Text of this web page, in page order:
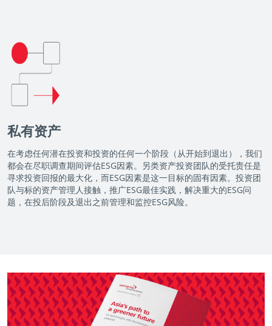
私有资产
在考虑任何潜在投资和投资的任何一个阶段（从开始到退出），我们
都会在尽职调查期间评估ESG因素。另类资产投资团队的受托责任是
寻求投资回报的最大化，而ESG因素是这一目标的固有因素。投资团
队与标的资产管理人接触，推广ESG最佳实践，解决重大的ESG问
题，在投后阶段及退出之前管理和监控ESG风险。